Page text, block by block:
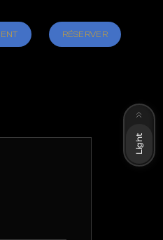
RÉSERVER
Light
Dark